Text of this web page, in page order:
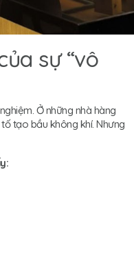
sự “vô
Ở những nhà hàng
tạo bầu không khí. Nhưng